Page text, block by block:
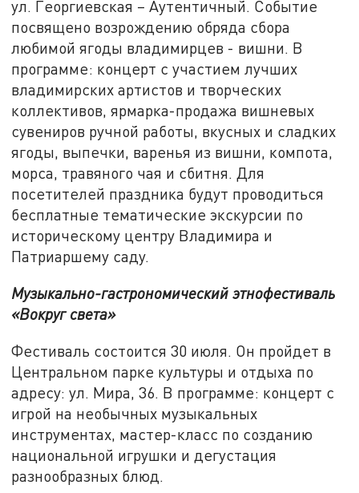
ул. Георгиевская – Аутентичный. Событие
посвящено возрождению обряда сбора
любимой ягоды владимирцев - вишни. В
программе: концерт с участием лучших
владимирских артистов и творческих
коллективов, ярмарка-продажа вишневых
сувениров ручной работы, вкусных и сладких
ягоды, выпечки, варенья из вишни, компота,
морса, травяного чая и сбитня. Для
посетителей праздника будут проводиться
бесплатные тематические экскурсии по
историческому центру Владимира и
Патриаршему саду.
Музыкально-гастрономический этнофестиваль
«Вокруг света»
Фестиваль состоится 30 июля. Он пройдет в
Центральном парке культуры и отдыха по
адресу: ул. Мира, 36. В программе: концерт с
игрой на необычных музыкальных
инструментах, мастер-класс по созданию
национальной игрушки и дегустация
разнообразных блюд.